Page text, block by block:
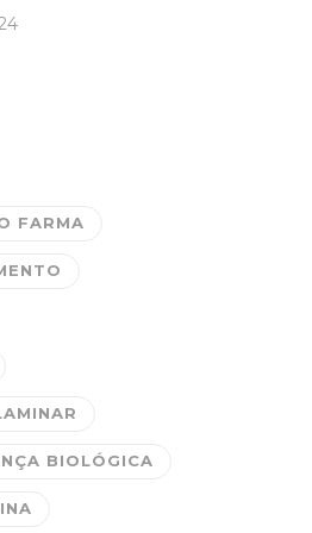
FARMA
BIOLÓGICA